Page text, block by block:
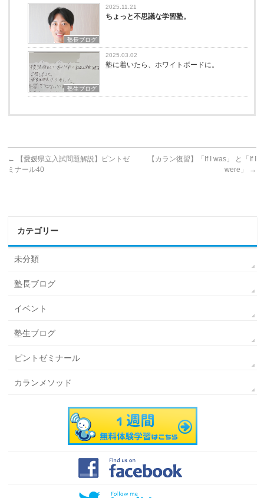
塾長ブログ
2025.11.21
ちょっと不思議な学習塾。
塾生ブログ
2025.03.02
塾に着いたら、ホワイトボードに。
←
【愛媛県立入試問題解説】ピントゼ
ミナール40
【カラン復習】「If I was」 と「If I
were」
→
カテゴリー
未分類
塾長ブログ
イベント
塾生ブログ
ピントゼミナール
カランメソッド